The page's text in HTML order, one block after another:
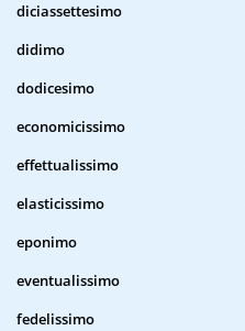
diciassettesimo
didimo
dodicesimo
economicissimo
effettualissimo
elasticissimo
eponimo
eventualissimo
fedelissimo